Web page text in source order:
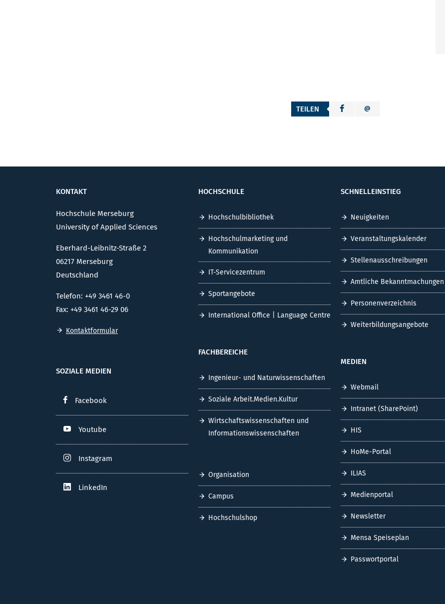
TEILEN
KONTAKT
Hochschule Merseburg
University of Applied Sciences
Eberhard-Leibnitz-Straße 2
06217 Merseburg
Deutschland
Telefon: +49 3461 46-0
Fax: +49 3461 46-29 06
Kontaktformular
SOZIALE MEDIEN
Facebook
Youtube
Instagram
LinkedIn
HOCHSCHULE
Hochschulbibliothek
Hochschulmarketing und
Kommunikation
IT-Servicezentrum
Sportangebote
International Office | Language Centre
FACHBEREICHE
Ingenieur- und Naturwissenschaften
Soziale Arbeit.Medien.Kultur
Wirtschaftswissenschaften und
Informationswissenschaften
Organisation
Campus
Hochschulshop
SCHNELLEINSTIEG
Neuigkeiten
Veranstaltungskalender
Stellenausschreibungen
Amtliche Bekanntmachungen
Personenverzeichnis
Weiterbildungsangebote
MEDIEN
Webmail
Intranet (SharePoint)
HIS
HoMe-Portal
ILIAS
Medienportal
Newsletter
Mensa Speiseplan
Passwortportal